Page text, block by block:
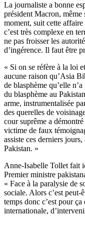
La journaliste a bonne
président Macron, même
moment, suit cette
c’est très complexe en
ne pas froisser les
d’ingérence. Il faut être
« Si on se réfère à la loi
aucune raison qu’Asia
de blasphème qu’elle
du blasphème au
arme, instrumentalisée
des querelles de
cour suprême a
victime de faux
assiste ces derniers
Pakistan. »
Anne-Isabelle Tollet fait
Premier ministre
« Face à la paralysie de
sociale. Alors c’est peut-
temps donc c’est pour
internationale,